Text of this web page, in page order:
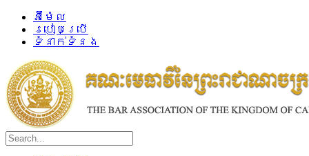
អ៊ីម៉ែល
របៀបប្រើ
ទំនាក់ទំនង